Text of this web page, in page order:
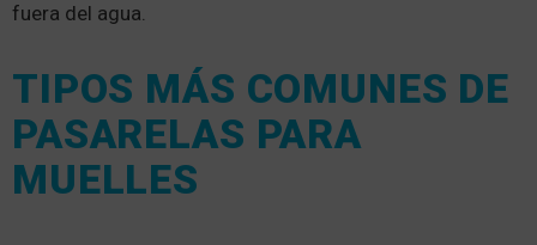
fuera del agua.
TIPOS MÁS COMUNES DE
PASARELAS PARA
MUELLES